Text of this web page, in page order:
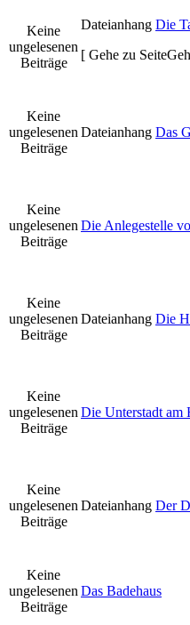
Keine
ungelesenen
Beiträge
Dateianhang Die
[ Gehe zu Seite
Keine
ungelesenen
Beiträge
Dateianhang Das
Keine
ungelesenen
Beiträge
Die Anlegestelle
Keine
ungelesenen
Beiträge
Dateianhang Die
Keine
ungelesenen
Beiträge
Die Unterstadt am
Keine
ungelesenen
Beiträge
Dateianhang Der
Keine
ungelesenen
Beiträge
Das Badehaus